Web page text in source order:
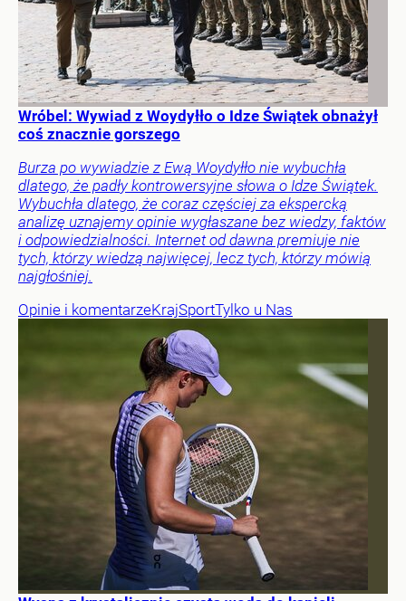
Wróbel: Wywiad z Woydyłło o Idze Świątek obnażył
coś znacznie gorszego
Burza po wywiadzie z Ewą Woydyłło nie wybuchła
dlatego, że padły kontrowersyjne słowa o Idze Świątek.
Wybuchła dlatego, że coraz częściej za ekspercką
analizę uznajemy opinie wygłaszane bez wiedzy, faktów
i odpowiedzialności. Internet od dawna premiuje nie
tych, którzy wiedzą najwięcej, lecz tych, którzy mówią
najgłośniej.
Opinie i komentarzeKrajSportTylko u Nas